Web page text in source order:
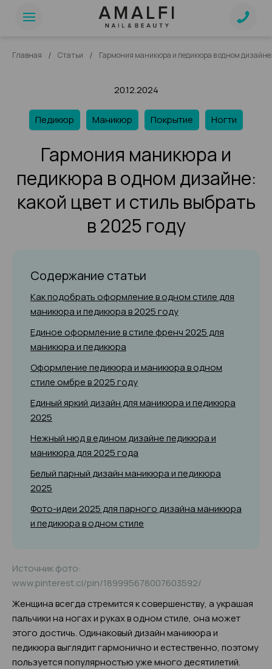
Главная / Статьи / Гармония маникюра и педикюра в одном дизайне:
20.12.2024
Педикюр Маникюр Покрытие Ногти
Гармония маникюра и
педикюра в одном дизайне:
какой цвет и стиль выбрать
в 2025 году
Содержание статьи
Как подобрать оформление в одном стиле для
маникюра и педикюра в 2025 году
Единое оформление в стиле френч 2025 для
маникюра и педикюра
Оформление педикюра и маникюра в одном
стиле омбре в 2025 году
Единый яркий дизайн для маникюра и педикюра
2025
Нежный нюд в едином дизайне педикюра и
маникюра для 2025 года
Белый парный дизайн маникюра и педикюра
2025
Фото-идеи 2025 для парного дизайна маникюра
и педикюра в одном стиле
Источник фото:
www.pinterest.cl/pin/189995678007603592/
Женщина всегда стремится к совершенству, а украшая
пальчики на ногах и руках в одном стиле, она может
этого достичь. Одинаковый дизайн маникюра и
педикюра выглядит гармонично и естественно, поэтому
пользуется популярностью уже много десятилетий.